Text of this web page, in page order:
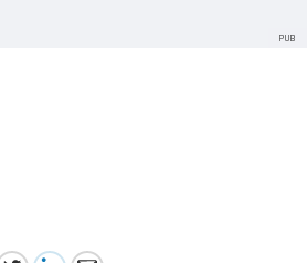
PUB